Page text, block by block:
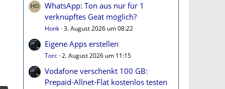
WhatsApp: Ton aus nur für 1
verknüpftes Geät möglich?
Honk 3. August 2026 um 08:22
Eigene Apps erstellen
Torc 2. August 2026 um 11:15
Vodafone verschenkt 100 GB:
Prepaid-Allnet-Flat kostenlos testen